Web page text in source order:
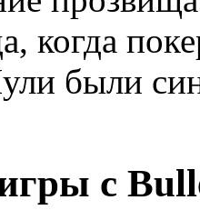
когда
были
с